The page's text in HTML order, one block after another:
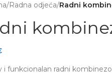
/Radna odjeća/Radni
i funkcionalan radni